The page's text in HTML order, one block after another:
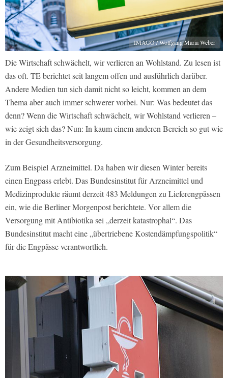
IMAGO / Wolfgang Maria Weber
Die Wirtschaft schwächelt, wir verlieren an Wohlstand. Zu lesen ist
das oft. TE berichtet seit langem offen und ausführlich darüber.
Andere Medien tun sich damit nicht so leicht, kommen an dem
Thema aber auch immer schwerer vorbei. Nur: Was bedeutet das
denn? Wenn die Wirtschaft schwächelt, wir Wohlstand verlieren –
wie zeigt sich das? Nun: In kaum einem anderen Bereich so gut wie
in der Gesundheitsversorgung.
Zum Beispiel Arzneimittel. Da haben wir diesen Winter bereits
einen Engpass erlebt. Das Bundesinstitut für Arzneimittel und
Medizinprodukte räumt derzeit 483 Meldungen zu Lieferengpässen
ein, wie die Berliner Morgenpost berichtete. Vor allem die
Versorgung mit Antibiotika sei „derzeit katastrophal“. Das
Bundesinstitut macht eine „übertriebene Kostendämpfungspolitik“
für die Engpässe verantwortlich.